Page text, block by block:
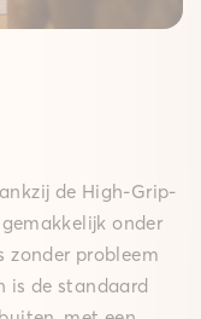
de High-Grip-
onder
zonder probleem
is de standaard